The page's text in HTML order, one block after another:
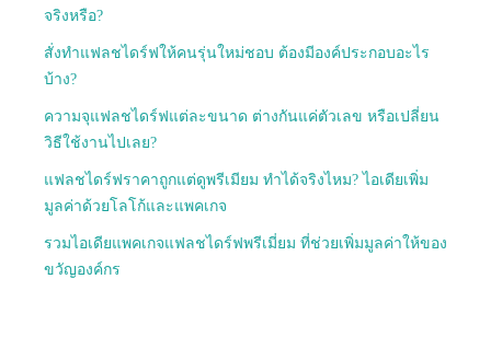
จริงหรือ?
สั่งทำแฟลชไดร์ฟให้คนรุ่นใหม่ชอบ ต้องมีองค์ประกอบอะไร
บ้าง?
ความจุแฟลชไดร์ฟแต่ละขนาด ต่างกันแค่ตัวเลข หรือเปลี่ยน
วิธีใช้งานไปเลย?
แฟลชไดร์ฟราคาถูกแต่ดูพรีเมียม ทำได้จริงไหม? ไอเดียเพิ่ม
มูลค่าด้วยโลโก้และแพคเกจ
รวมไอเดียแพคเกจแฟลชไดร์ฟพรีเมี่ยม ที่ช่วยเพิ่มมูลค่าให้ของ
ขวัญองค์กร